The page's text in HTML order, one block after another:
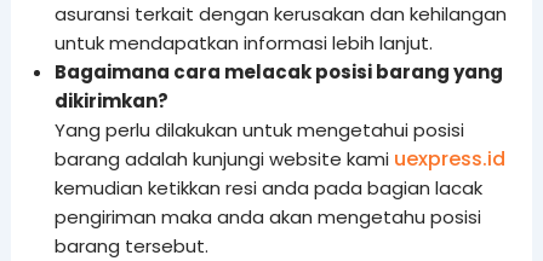
asuransi terkait dengan kerusakan dan kehilangan
untuk mendapatkan informasi lebih lanjut.
Bagaimana cara melacak posisi barang yang
dikirimkan?
Yang perlu dilakukan untuk mengetahui posisi
barang adalah kunjungi website kami uexpress.id
kemudian ketikkan resi anda pada bagian lacak
pengiriman maka anda akan mengetahu posisi
barang tersebut.